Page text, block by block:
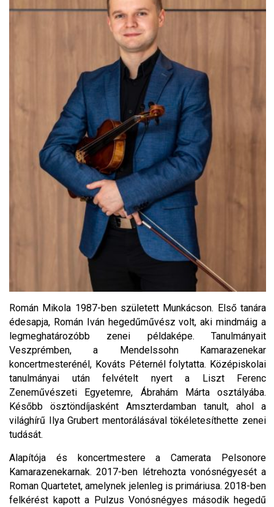
Román Mikola 1987-ben született Munkácson. Első tanára
édesapja, Román Iván hegedűművész volt, aki mindmáig a
legmeghatározóbb zenei példaképe. Tanulmányait
Veszprémben, a Mendelssohn Kamarazenekar
koncertmesterénél, Kováts Péternél folytatta. Középiskolai
tanulmányai után felvételt nyert a Liszt Ferenc
Zeneművészeti Egyetemre, Ábrahám Márta osztályába.
Később ösztöndíjasként Amszterdamban tanult, ahol a
világhírű Ilya Grubert mentorálásával tökéletesíthette zenei
tudását.
Alapítója és koncertmestere a Camerata Pelsonore
Kamarazenekarnak. 2017-ben létrehozta vonósnégyesét a
Roman Quartetet, amelynek jelenleg is primáriusa. 2018-ben
felkérést kapott a Pulzus Vonósnégyes második hegedű